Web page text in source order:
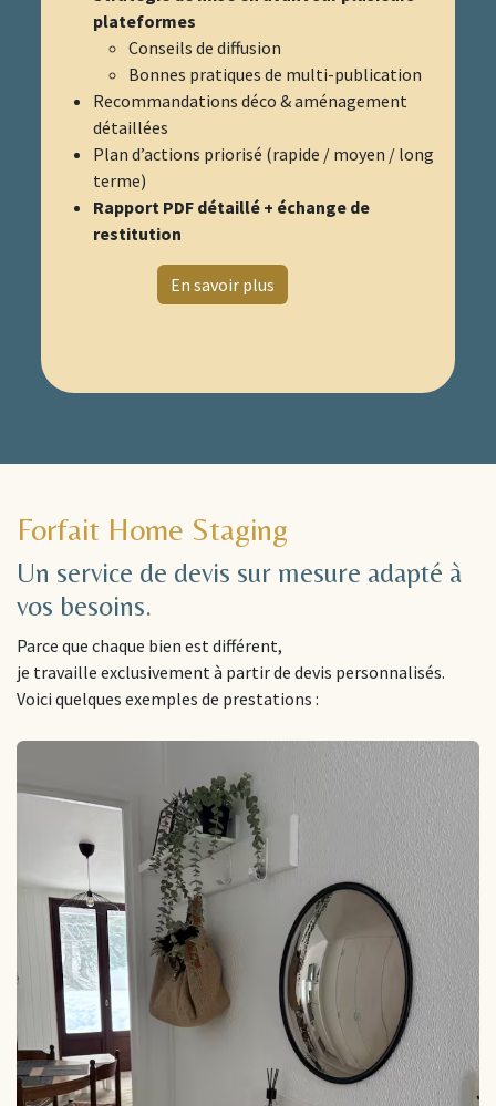
plateformes
Conseils de diffusion
Bonnes pratiques de multi-publication
Recommandations déco & aménagement
détaillées
Plan d’actions priorisé (rapide / moyen / long
terme)
Rapport PDF détaillé + échange de
restitution
En savoir plus
Forfait Home Staging
Un service de devis sur mesure adapté à
vos besoins.
Parce que chaque bien est différent,
je travaille exclusivement à partir de devis personnalisés.
Voici quelques exemples de prestations :